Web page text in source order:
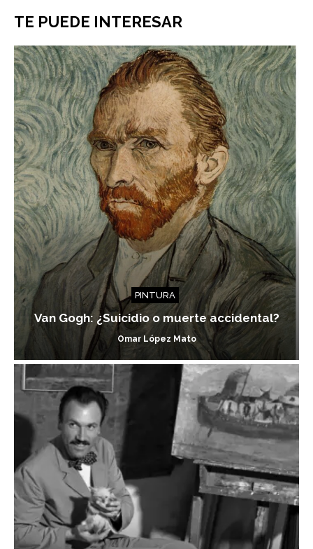
TE PUEDE INTERESAR
PINTURA
Van Gogh: ¿Suicidio o muerte accidental?
Omar López Mato